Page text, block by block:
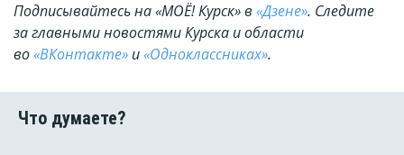
Подписывайтесь на «МОЁ! Курск» в «Дзене». Cледите
за главными новостями Курска и области
во«ВКонтакте» и«Одноклассниках».